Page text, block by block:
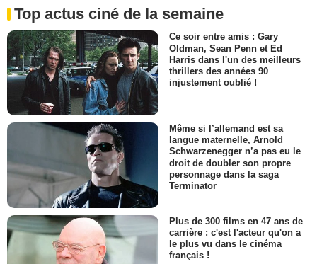
Top actus ciné de la semaine
Ce soir entre amis : Gary
Oldman, Sean Penn et Ed
Harris dans l'un des meilleurs
thrillers des années 90
injustement oublié !
Même si l’allemand est sa
langue maternelle, Arnold
Schwarzenegger n’a pas eu le
droit de doubler son propre
personnage dans la saga
Terminator
Plus de 300 films en 47 ans de
carrière : c'est l'acteur qu'on a
le plus vu dans le cinéma
français !